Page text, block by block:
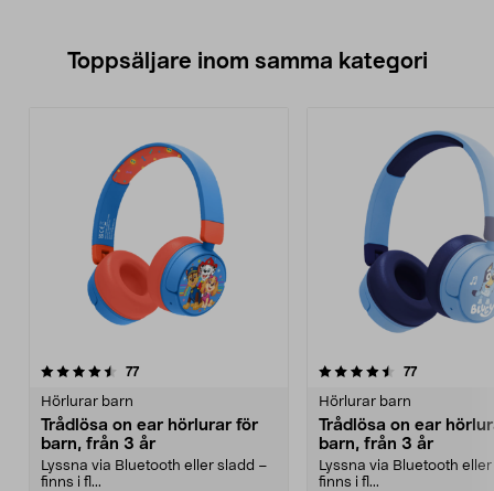
Toppsäljare inom samma kategori
77recensioner
Hörlurar barn
Trådlösa on ear hörlurar för
barn, från 3 år
Lyssna via Bluetooth eller sladd –
finns i fl...
4.5 av 5 stjärnor 77recensioner
Hörlurar barn
Trådlösa on ear
barn, från 3 år
Lyssna via Bluetooth
finns i fl...
4.5 av 5 stjärnor